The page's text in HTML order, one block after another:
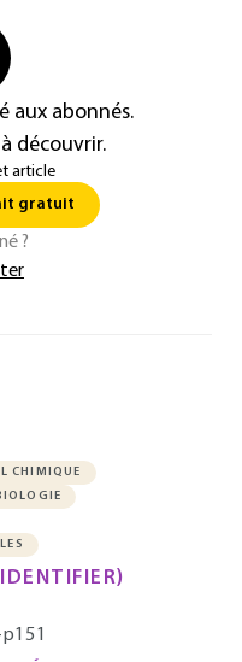
aux abonnés.
découvrir.
article
gratuit
?
CHIMIQUE